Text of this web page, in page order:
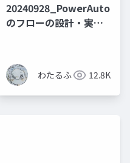
のフローの設計・実装
わたるふ 12.8K